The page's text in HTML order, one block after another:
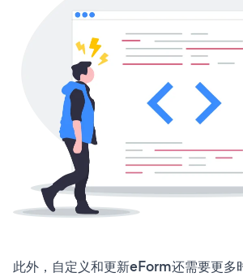
此外，自定义和更新eForm还需要更多